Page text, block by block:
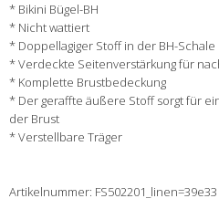
* Bikini Bügel-BH
* Nicht wattiert
* Doppellagiger Stoff in der BH-
* Verdeckte Seitenverstärkung für
* Komplette Brustbedeckung
* Der geraffte äußere Stoff sorgt für
der Brust
* Verstellbare Träger
Artikelnummer: FS502201_linen=39e33